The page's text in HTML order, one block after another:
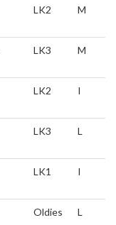
LK2 M
LK3 M
LK2 I
LK3 L
LK1 I
Oldies L